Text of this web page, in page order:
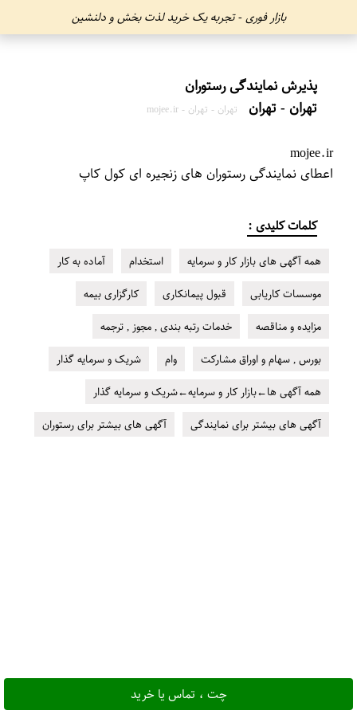
بازار فوری - تجربه یک خرید لذت بخش و دلنشین
تهران - تهران
تهران - تهران - mojee.ir
mojee.ir
اعطای نمایندگی رستوران های زنجیره ای کول کاپ
کلمات کلیدی :
همه آگهی های بازار کار و سرمایه استخدام
آماده به کار
موسسات کاریابی
قبول پیمانکاری
کارگزاری بیمه
مزایده و مناقصه
خدمات رتبه بندی , مجوز , ترجمه
بورس , سهام و اوراق مشارکت
وام
شریک و سرمایه گذار
همه آگهی ها←بازار کار و سرمایه←شریک و سرمایه گذار
آگهی های بیشتر برای نمایندگی
آگهی های بیشتر برای رستوران
چت ، تماس یا خرید